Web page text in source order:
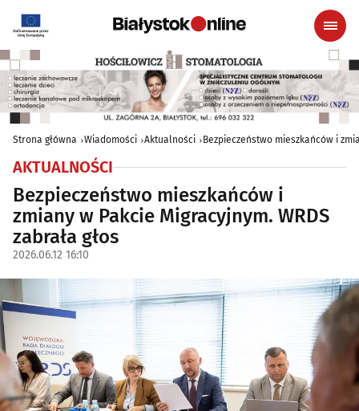
Strona główna Wiadomości Aktualności Bezpieczeństwo mieszkańców i
AKTUALNOŚCI
Bezpieczeństwo mieszkańców i
zmiany w Pakcie Migracyjnym. WRDS
zabrała głos
2026.06.12 16:10